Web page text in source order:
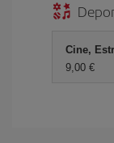
Cine,
9,00 €